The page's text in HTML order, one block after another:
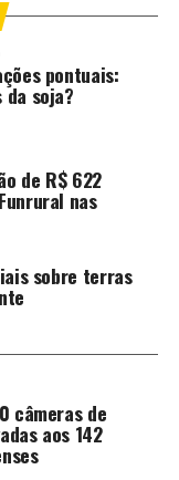
pontuais:
soja?
de R$ 622
nas
sobre terras
câmeras de
aos 142